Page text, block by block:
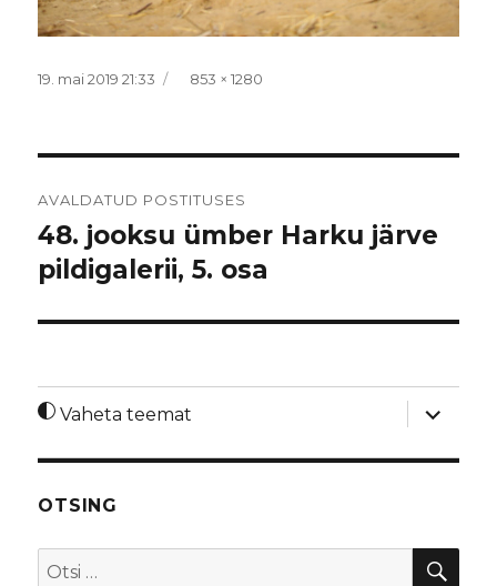
Postitatud
19. mai 2019 21:33 Täissuurus
853 × 1280
AVALDATUD POSTITUSES
48. jooksu ümber Harku järve
pildigalerii, 5. osa
Vaheta teemat
laienda
OTSING
Otsi: